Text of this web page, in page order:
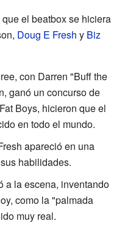
el beatbox se hiciera
Doug E Fresh y Biz
con Darren "Buff the
ganó un concurso de
Boys, hicieron que el
en todo el mundo.
apareció en una
habilidades.
a la escena, inventando
como la "palmada
muy real.